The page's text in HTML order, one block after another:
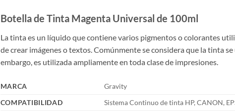
Botella de Tinta Magenta Universal de 100ml
La tinta es un líquido que contiene varios pigmentos o colorantes
de crear imágenes o textos. Comúnmente se considera que la tinta
embargo, es utilizada ampliamente en toda clase de impresiones.
MARCA
Gravity
COMPATIBILIDAD
Sistema Continuo de tinta HP, CANON,